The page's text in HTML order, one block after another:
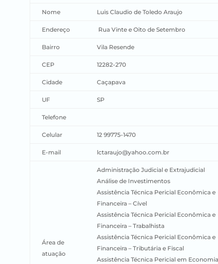
Nome Luis Claudio de Toledo Araujo
Endereço Rua Vinte e Oito de Setembro
Bairro Vila Resende
CEP 12282-270
Cidade Caçapava
UF SP
Telefone
Celular 12 99775-1470
E-mail lctaraujo@yahoo.com.br
Área de
atuação
Administração Judicial e Extrajudicial
Análise de Investimentos
Assistência Técnica Pericial Econômica e
Financeira – Cível
Assistência Técnica Pericial Econômica e
Financeira – Trabalhista
Assistência Técnica Pericial Econômica e
Financeira – Tributária e Fiscal
Assistência Técnica Pericial em